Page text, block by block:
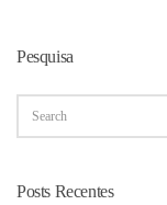
Pesquisa
Posts Recentes